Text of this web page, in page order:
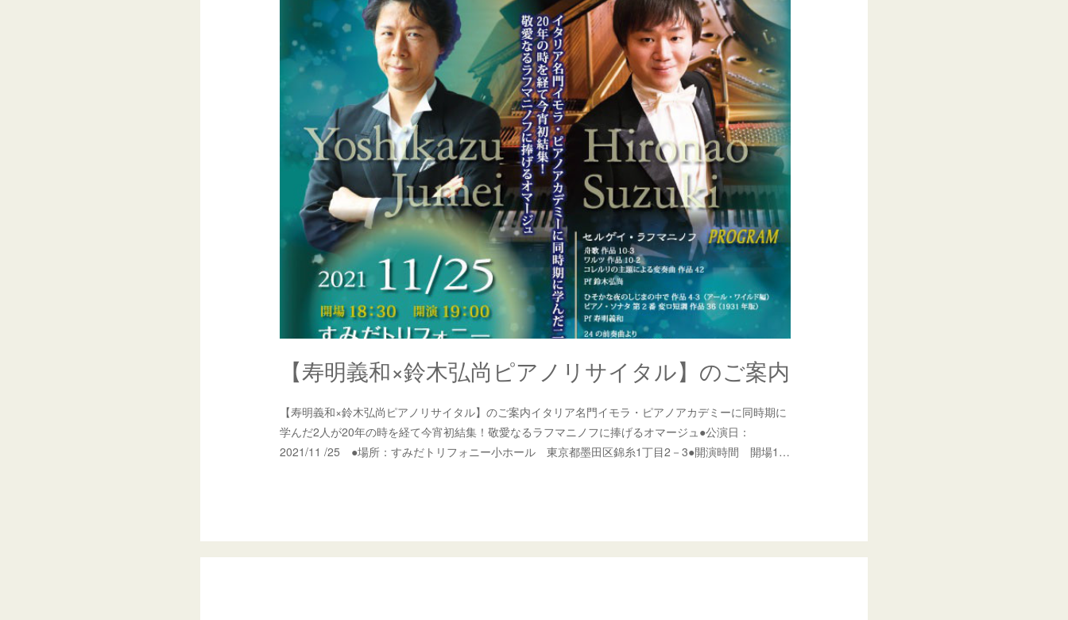
【寿明義和×鈴木弘尚ピアノリサイタル】のご案内
【寿明義和×鈴木弘尚ピアノリサイタル】のご案内イタリア名門イモラ・ピアノアカデミーに同時期に
学んだ2人が20年の時を経て今宵初結集！敬愛なるラフマニノフに捧げるオマージュ●公演日：
2021/11 /25 ●場所：すみだトリフォニー小ホール 東京都墨田区錦糸1丁目2－3●開演時間 開場1…